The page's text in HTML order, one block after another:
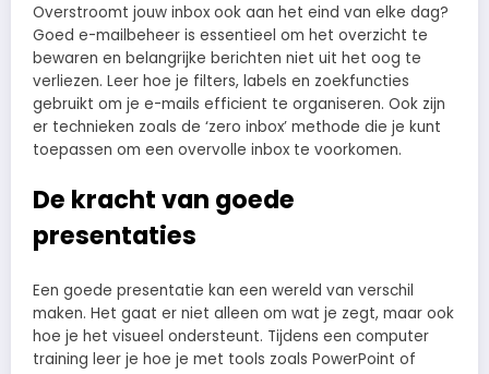
Overstroomt jouw inbox ook aan het eind van elke dag?
Goed e-mailbeheer is essentieel om het overzicht te
bewaren en belangrijke berichten niet uit het oog te
verliezen. Leer hoe je filters, labels en zoekfuncties
gebruikt om je e-mails efficient te organiseren. Ook zijn
er technieken zoals de ‘zero inbox’ methode die je kunt
toepassen om een overvolle inbox te voorkomen.
De kracht van goede
presentaties
Een goede presentatie kan een wereld van verschil
maken. Het gaat er niet alleen om wat je zegt, maar ook
hoe je het visueel ondersteunt. Tijdens een computer
training leer je hoe je met tools zoals PowerPoint of